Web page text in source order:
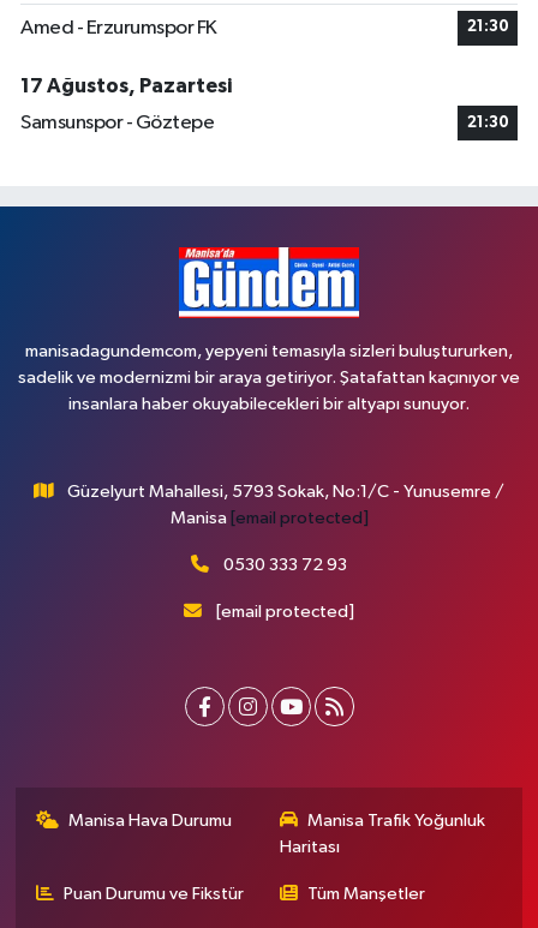
Amed - Erzurumspor FK 21:30
17 Ağustos, Pazartesi
Samsunspor - Göztepe
21:30
manisadagundemcom, yepyeni temasıyla sizleri buluştururken,
sadelik ve modernizmi bir araya getiriyor. Şatafattan kaçınıyor ve
insanlara haber okuyabilecekleri bir altyapı sunuyor.
Güzelyurt Mahallesi, 5793 Sokak, No:1/C - Yunusemre /
Manisa [email protected]
0530 333 72 93
[email protected]
Manisa Hava Durumu
Manisa Trafik Yoğunluk
Haritası
Puan Durumu ve Fikstür Tüm Manşetler